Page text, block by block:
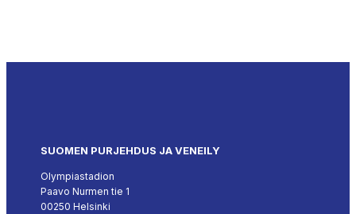
SUOMEN PURJEHDUS JA VENEILY
Olympiastadion
Paavo Nurmen tie 1
00250 Helsinki